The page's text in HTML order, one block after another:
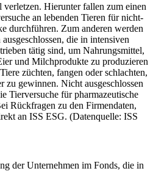
Hierunter fallen zum einen
an lebenden Tieren für nicht-
durchführen. Zum anderen werden
die in intensiven
tätig sind, um Nahrungsmittel,
und Milchprodukte zu produzieren
züchten, fangen oder schlachten,
zu gewinnen. Nicht ausgeschlossen
Tierversuche für pharmazeutische
Rückfragen zu den Firmendaten,
an ISS ESG. (Datenquelle: ISS
der Unternehmen im Fonds, die in